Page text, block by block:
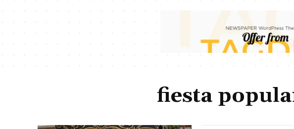
fiesta